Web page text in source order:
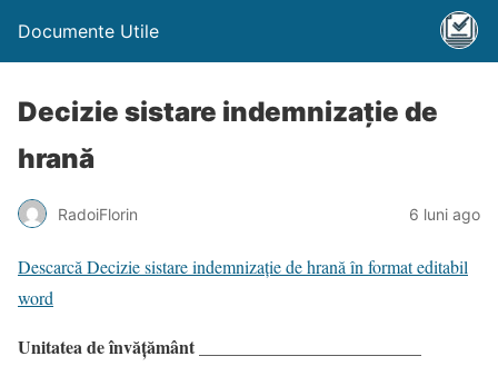
Documente Utile
Decizie sistare indemnizație de
hrană
RadoiFlorin 6 luni ago
Descarcă Decizie sistare indemnizație de hrană în format editabil
word
Unitatea de învățământ _________________________